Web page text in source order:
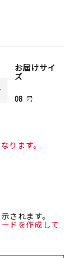
お届けサイ
ズ
08 号
ります。
されます。
ドを作成して